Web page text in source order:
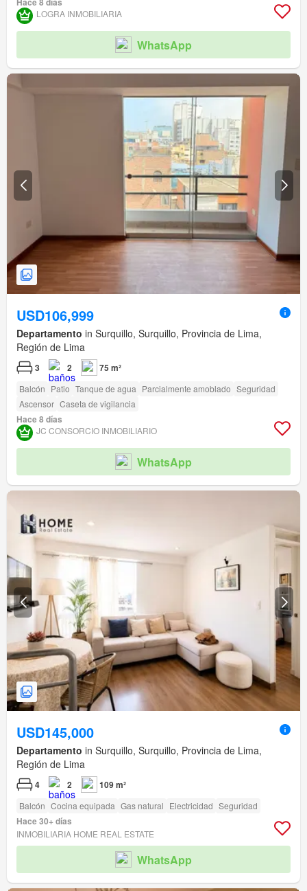
LOGRA INMOBILIARIA
WhatsApp
USD106,999
Departamento in Surquillo, Surquillo, Provincia de Lima,
Región de Lima
3 2 75 m²
Balcón Patio Tanque de agua Parcialmente amoblado Seguridad
Ascensor Caseta de vigilancia
Hace 8 días
JC CONSORCIO INMOBILIARIO
WhatsApp
USD145,000
Departamento in Surquillo, Surquillo, Provincia de Lima,
Región de Lima
4 2 109 m²
Balcón Cocina equipada Gas natural Electricidad Seguridad
Hace 30+ días
INMOBILIARIA HOME REAL ESTATE
WhatsApp